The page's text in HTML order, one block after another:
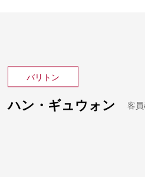
バリトン
ハン・ギュウォン 客